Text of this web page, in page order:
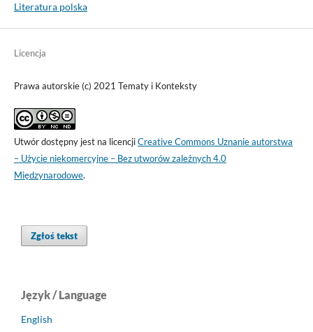
Literatura polska
Licencja
Prawa autorskie (c) 2021 Tematy i Konteksty
Utwór dostępny jest na licencjiCreative Commons Uznanie autorstwa
– Użycie niekomercyjne – Bez utworów zależnych 4.0
Międzynarodowe.
Zgłoś tekst
Język / Language
English